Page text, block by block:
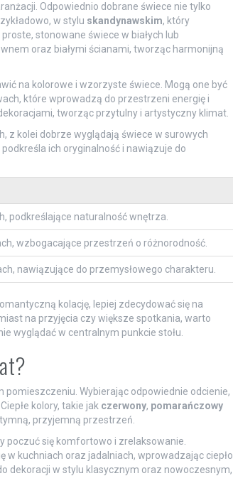
Odpowiednio dobrane świece nie tylko
w stylu skandynawskim, który
stonowane świece w białych lub
oraz białymi ścianami, tworząc harmonijną
na kolorowe i wzorzyste świece. Mogą one być
które wprowadzą do przestrzeni energię i
tworząc przytulny i artystyczny klimat.
z kolei dobrze wyglądają świece w surowych
ich oryginalność i nawiązuje do
podkreślające naturalność wnętrza.
wzbogacające przestrzeń o różnorodność.
nawiązujące do przemysłowego charakteru.
kolację, lepiej zdecydować się na
na przyjęcia czy większe spotkania, warto
wyglądać w centralnym punkcie stołu.
Wybierając odpowiednie odcienie,
kolory, takie jak czerwony, pomarańczowy
przyjemną przestrzeń.
poczuć się komfortowo i zrelaksowanie.
w kuchniach oraz jadalniach, wprowadzając ciepło
dekoracji w stylu klasycznym oraz nowoczesnym,